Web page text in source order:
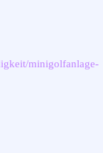
minigolfanlage-